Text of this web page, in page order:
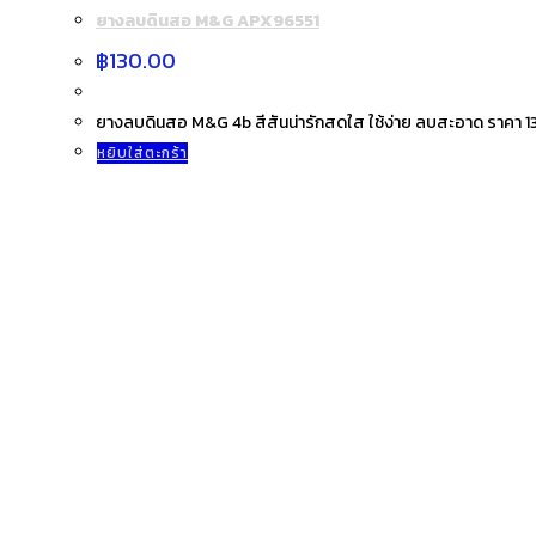
ยางลบดินสอ M&G APX96551
฿130.00
ยางลบดินสอ M&G 4b สีสันน่ารักสดใส ใช้ง่าย ลบสะอาด ราคา
หยิบใส่ตะกร้า